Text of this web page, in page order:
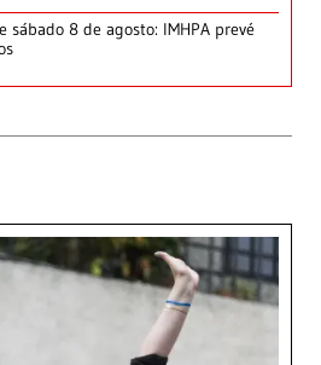
sábado 8 de agosto: IMHPA prevé